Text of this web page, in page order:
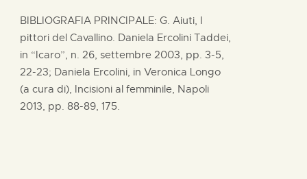
BIBLIOGRAFIA PRINCIPALE: G. Aiuti, I
pittori del Cavallino. Daniela Ercolini Taddei,
in “Icaro”, n. 26, settembre 2003, pp. 3-5,
22-23; Daniela Ercolini, in Veronica Longo
(a cura di), Incisioni al femminile, Napoli
2013, pp. 88-89, 175.